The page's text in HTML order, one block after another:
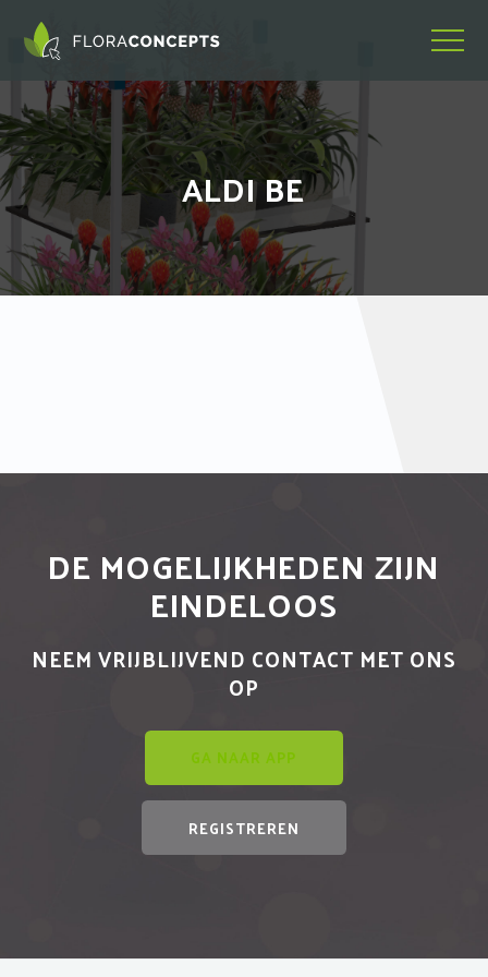
ALDI BE
DE MOGELIJKHEDEN ZIJN
EINDELOOS
NEEM VRIJBLIJVEND CONTACT MET ONS
OP
GA NAAR APP
REGISTREREN